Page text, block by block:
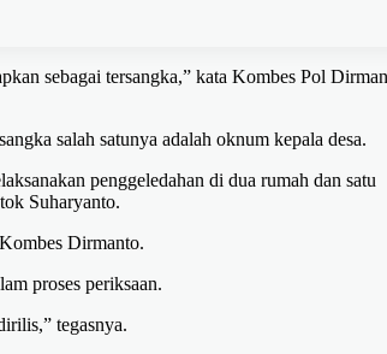
sebagai tersangka,” kata Kombes Pol
salah satunya adalah oknum kepala desa.
penggeledahan di dua rumah dan satu
Suharyanto.
Dirmanto.
proses periksaan.
tegasnya.